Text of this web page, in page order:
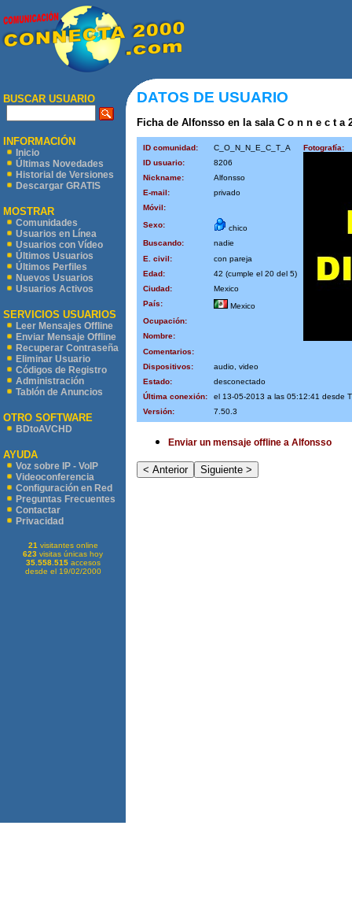
BUSCAR USUARIO
INFORMACIÓN
Inicio
Últimas Novedades
Historial de Versiones
Descargar GRATIS
MOSTRAR
Comunidades
Usuarios en Línea
Usuarios con Vídeo
Últimos Usuarios
Últimos Perfiles
Nuevos Usuarios
Usuarios Activos
SERVICIOS USUARIOS
Leer Mensajes Offline
Enviar Mensaje Offline
Recuperar Contraseña
Eliminar Usuario
Códigos de Registro
Administración
Tablón de Anuncios
OTRO SOFTWARE
BDtoAVCHD
AYUDA
Voz sobre IP - VoIP
Videoconferencia
Configuración en Red
Preguntas Frecuentes
Contactar
Privacidad
21 visitantes online
623 visitas únicas hoy
35.558.515accesos
desde el 19/02/2000
DATOS DE USUARIO
Ficha de Alfonsso en la sala C o n n e c t a
ID comunidad: C_O_N_N_E_C_T_A
Fotografía:
ID usuario:
8206
Nickname:
Alfonsso
E-mail:
privado
Móvil:
Sexo:
chico
Buscando:
nadie
E. civil:
con pareja
Edad:
42 (cumple el 20 del 5)
Ciudad:
Mexico
País:
Mexico
Ocupación:
Nombre:
Comentarios:
Dispositivos:
audio, video
Estado:
desconectado
Última conexión:
el 13-05-2013 a las 05:12:41 desde
Versión:
7.50.3
Enviar un mensaje offline a Alfonsso